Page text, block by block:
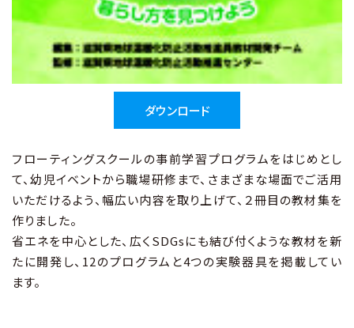
ダウンロード
フローティングスクールの事前学習プログラムをはじめとし
て、幼児イベントから職場研修まで、さまざまな場面でご活用
いただけるよう、幅広い内容を取り上げて、２冊目の教材集を
作りました。
省エネを中心とした、広くSDGsにも結び付くような教材を新
たに開発し、12のプログラムと4つの実験器具を掲載してい
ます。